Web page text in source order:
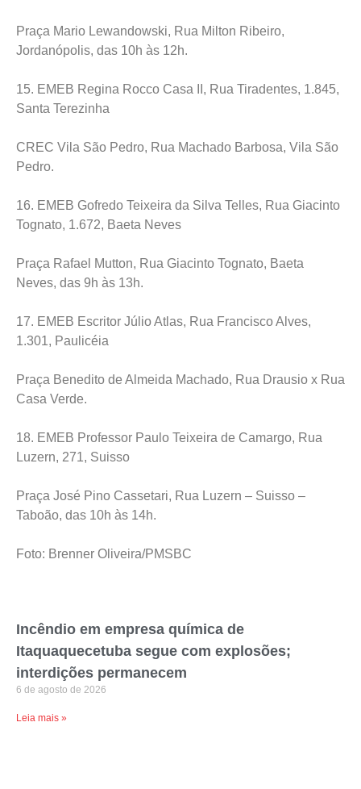
Praça Mario Lewandowski, Rua Milton Ribeiro,
Jordanópolis, das 10h às 12h.
15. EMEB Regina Rocco Casa II, Rua Tiradentes, 1.845,
Santa Terezinha
CREC Vila São Pedro, Rua Machado Barbosa, Vila São
Pedro.
16. EMEB Gofredo Teixeira da Silva Telles, Rua Giacinto
Tognato, 1.672, Baeta Neves
Praça Rafael Mutton, Rua Giacinto Tognato, Baeta
Neves, das 9h às 13h.
17. EMEB Escritor Júlio Atlas, Rua Francisco Alves,
1.301, Paulicéia
Praça Benedito de Almeida Machado, Rua Drausio x Rua
Casa Verde.
18. EMEB Professor Paulo Teixeira de Camargo, Rua
Luzern, 271, Suisso
Praça José Pino Cassetari, Rua Luzern – Suisso –
Taboão, das 10h às 14h.
Foto: Brenner Oliveira/PMSBC
Incêndio em empresa química de
Itaquaquecetuba segue com explosões;
interdições permanecem
6 de agosto de 2026
Leia mais »